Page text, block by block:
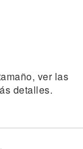
ver las
detalles.